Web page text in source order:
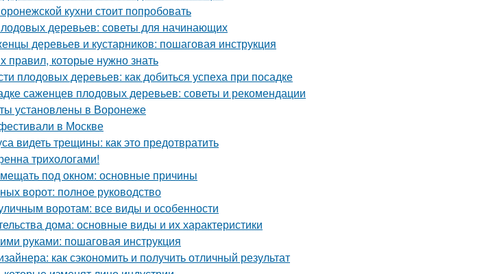
кухни стоит попробовать
деревьев: советы для начинающих
деревьев и кустарников: пошаговая инструкция
которые нужно знать
плодовых деревьев: как добиться успеха при посадке
саженцев плодовых деревьев: советы и рекомендации
установлены в Воронеже
в Москве
видеть трещины: как это предотвратить
трихологами!
под окном: основные причины
ворот: полное руководство
воротам: все виды и особенности
дома: основные виды и их характеристики
руками: пошаговая инструкция
как сэкономить и получить отличный результат